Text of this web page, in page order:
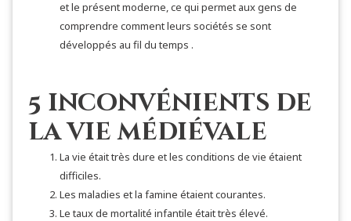
et le présent moderne, ce qui permet aux gens de
comprendre comment leurs sociétés se sont
développés au fil du temps .
5 inconvénients de
la vie médiévale
La vie était très dure et les conditions de vie étaient
difficiles.
Les maladies et la famine étaient courantes.
Le taux de mortalité infantile était très élevé.